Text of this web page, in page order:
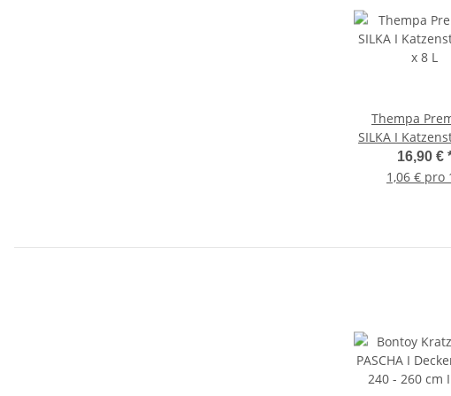
Thempa
SILKA I Katzenstreu I 2
x 8 L
16,90 €
1,06 € pro